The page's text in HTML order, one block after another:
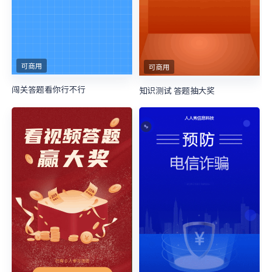
可商用
闯关答题看你行不行
可商用
知识测试 答题抽大奖